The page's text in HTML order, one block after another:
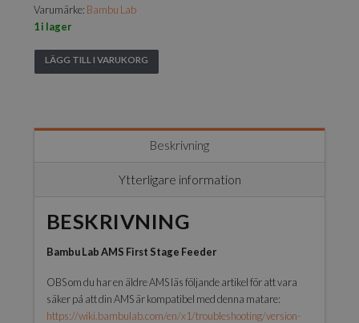
Varumärke: Bambu Lab
1 i lager
Series
mängd
LÄGG TILL I VARUKORG
Beskrivning
Ytterligare information
BESKRIVNING
Bambu Lab AMS First Stage Feeder
OBS om du har en äldre AMS läs följande artikel för att vara
säker på att din AMS är kompatibel med denna matare:
https://wiki.bambulab.com/en/x1/troubleshooting/version-